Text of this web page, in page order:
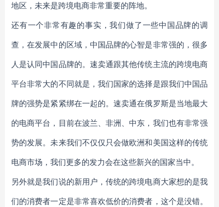
地区，未来是跨境电商非常重要的阵地。
还有一个非常有趣的事实，我们做了一些中国品牌的调
查，在发展中的区域，中国品牌的心智是非常强的，很多
人是认同中国品牌的。速卖通跟其他传统主流的跨境电商
平台非常大的不同就是，我们国家的选择是跟我们中国品
牌的强势是紧紧绑在一起的。速卖通在俄罗斯是当地最大
的电商平台，目前在波兰、非洲、中东，我们也有非常强
势的发展。未来我们不仅仅只会做欧洲和美国这样的传统
电商市场，我们更多的发力会在这些新兴的国家当中。
另外就是我们说的新用户，传统的跨境电商大家想的是我
们的消费者一定是非常喜欢低价的消费者，这个是没错。